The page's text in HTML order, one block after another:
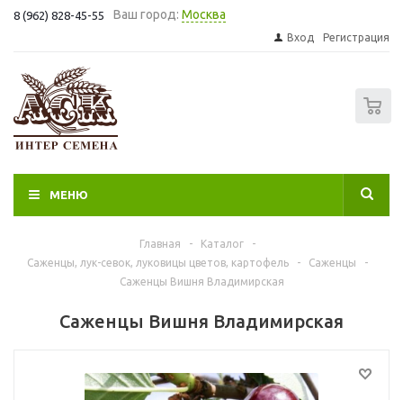
8 (962) 828-45-55 Ваш город: Москва
Вход Регистрация
МЕНЮ
Главная - Каталог
-
Саженцы, лук-севок, луковицы цветов, картофель
- Саженцы
-
Саженцы Вишня Владимирская
Саженцы Вишня Владимирская